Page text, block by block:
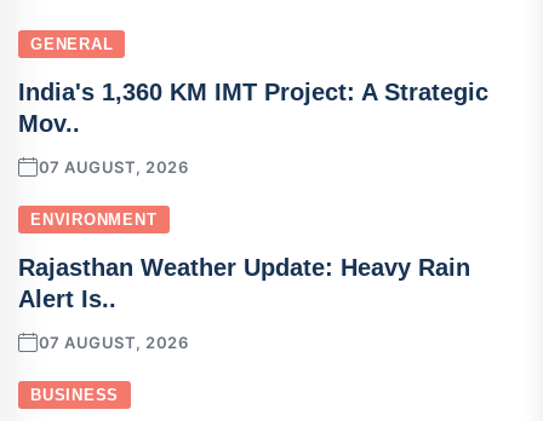
GENERAL
India's 1,360 KM IMT Project: A Strategic
Mov..
07 AUGUST, 2026
ENVIRONMENT
Rajasthan Weather Update: Heavy Rain
Alert Is..
07 AUGUST, 2026
BUSINESS